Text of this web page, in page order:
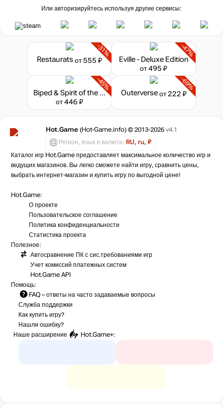
Или авторизируйтесь используя другие сервисы:
-31%
Restauratsот 555 ₽
-47%
Eville - Deluxe Edition
от 495 ₽
-45%
Biped & Spirit of the Island - Bundle
от 446 ₽
-69%
Outerverseот 222 ₽
Hot.Game (Hot-Game.info) © 2013-2026 v4.1
Регион, язык и валюта: RU, ru, ₽
Каталог игр Hot.Game предоставляет максимальное количество игр и
ведущих магазинов. Вы легко сможете найти игру, сравнить цены,
выбрать интернет-магазин и купить игру по выгодной цене!
Hot.Game:
О проекте
Пользовательское соглашение
Политика конфиденциальности
Статистика проекта
Полезное:
Автосравнение ПК с сис.требованиями игр
Учет комиссий платежных систем
Hot.Game API
Помощь:
FAQ – ответы на часто задаваемые вопросы
Служба поддержки
Как купить игру?
Нашли ошибку?
Наше расширение
Hot.Game+: